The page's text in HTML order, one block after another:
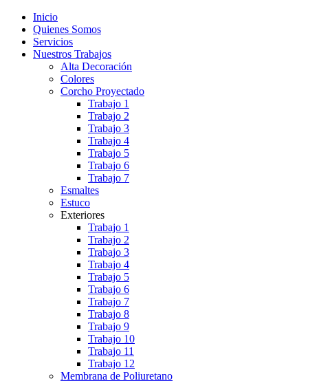
Inicio
Quienes Somos
Servicios
Nuestros Trabajos
Alta Decoración
Colores
Corcho Proyectado
Trabajo 1
Trabajo 2
Trabajo 3
Trabajo 4
Trabajo 5
Trabajo 6
Trabajo 7
Esmaltes
Estuco
Exteriores
Trabajo 1
Trabajo 2
Trabajo 3
Trabajo 4
Trabajo 5
Trabajo 6
Trabajo 7
Trabajo 8
Trabajo 9
Trabajo 10
Trabajo 11
Trabajo 12
Membrana de Poliuretano